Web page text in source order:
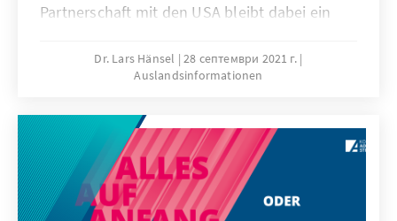
Partnerschaft mit den USA bleibt dabei ein
Außenbeziehungen der EU. Für Washington
allerdings ist die Systemrivalität mit China
Außenpolitik und der Wert der
transatlantischen Partnerschaft zunehmend
abhängig von deren Nutzen im Wettbewerb
mit Peking.
Dr. Lars Hänsel
28 септември 2021 г.
Auslandsinformationen